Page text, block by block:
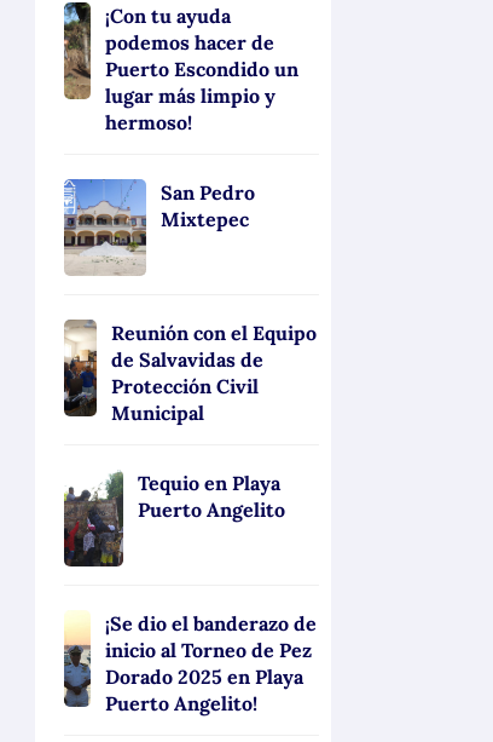
¡Con tu ayuda
podemos hacer de
Puerto Escondido un
lugar más limpio y
hermoso!
San Pedro
Mixtepec
Reunión con el Equipo
de Salvavidas de
Protección Civil
Municipal
Tequio en Playa
Puerto Angelito
¡Se dio el banderazo de
inicio al Torneo de Pez
Dorado 2025 en Playa
Puerto Angelito!